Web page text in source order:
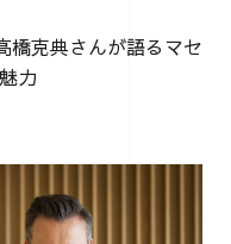
橋克典さんが語るマセ
力